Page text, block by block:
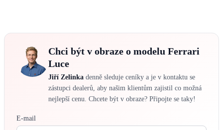
Chci být v obraze o modelu Ferrari
Luce
Jiří Zelinka denně sleduje ceníky a je v kontaktu se
zástupci dealerů, aby našim klientům zajistil co možná
nejlepší cenu. Chcete být v obraze? Připojte se taky!
E-mail